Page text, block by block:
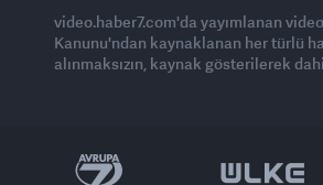
video.haber7.com'da yayımlanan
Kanunu'ndan kaynaklanan her türlü
alınmaksızın, kaynak gösterilerek